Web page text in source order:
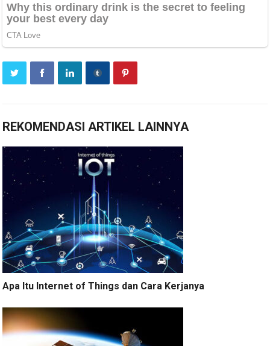
REKOMENDASI ARTIKEL LAINNYA
Apa Itu Internet of Things dan Cara Kerjanya